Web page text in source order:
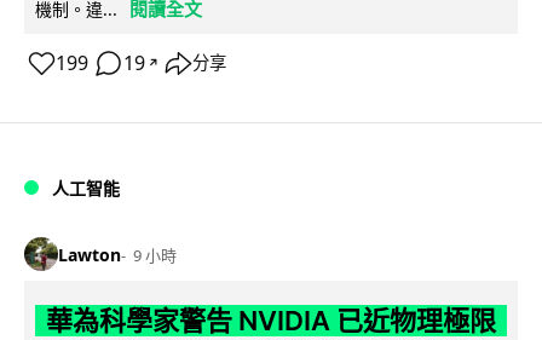
機制。違...
閱讀全文
199 19 ↗ 分享
人工智能
Lawton 9 小時
華為科學家警告 NVIDIA 已近物理極限